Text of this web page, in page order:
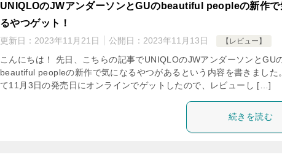
UNIQLOのJWアンダーソンとGUのbeautiful peopleの新作で
るやつゲット！
更新日： 2023年11月21日 公開日： 2023年11月13日 【レビュー】
こんにちは！ 先日、こちらの記事でUNIQLOのJWアンダーソンとGU
beautiful peopleの新作で気になるやつがあるという内容を書きました
て11月3日の発売日にオンラインでゲットしたので、レビューし […]
続きを読む